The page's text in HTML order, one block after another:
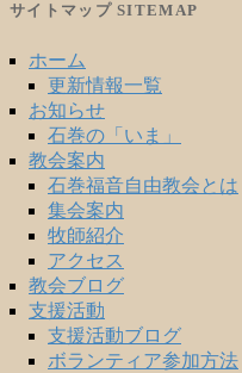
サイトマップ SITEMAP
ホーム
更新情報一覧
お知らせ
石巻の「いま」
教会案内
石巻福音自由教会とは
集会案内
牧師紹介
アクセス
教会ブログ
支援活動
支援活動ブログ
ボランティア参加方法